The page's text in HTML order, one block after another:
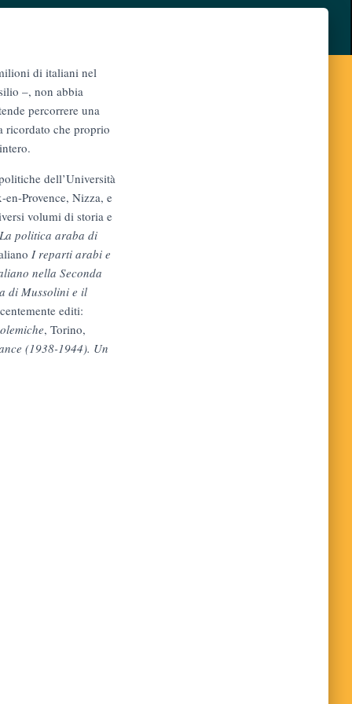
di italiani nel
–, non abbia
percorrere una
ricordato che proprio
dell’Università
Provence, Nizza, e
volumi di storia e
La politica araba di
I reparti arabi e
nella Seconda
di Mussolini e il
editi:
, Torino,
(1938-1944). Un